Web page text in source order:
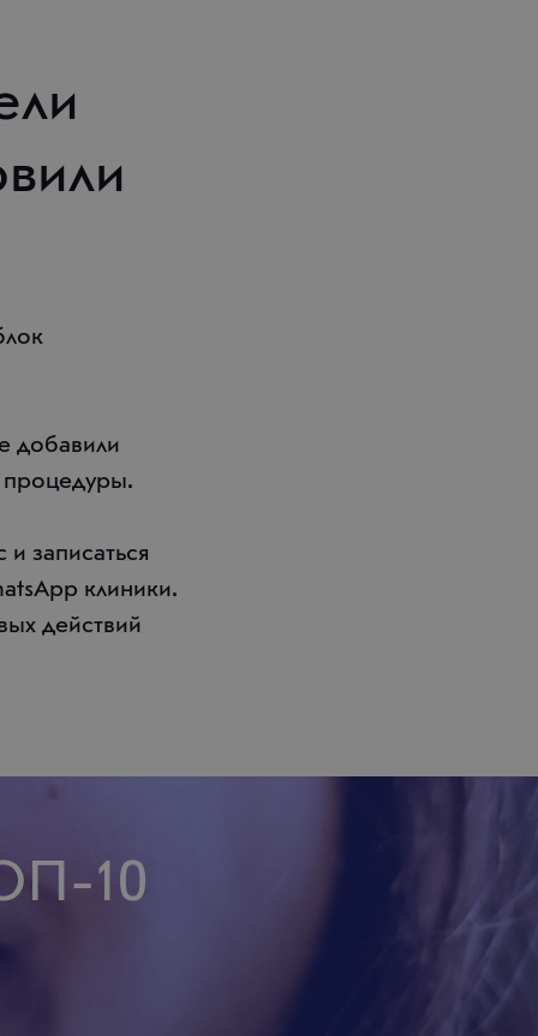
добавили
процедуры.
записаться
клиники.
действий
10